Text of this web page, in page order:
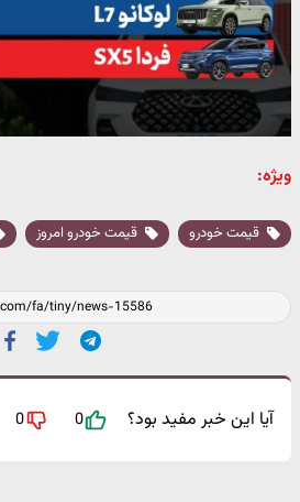
ویژه:
قیمت خودرو قیمت خودرو امروز
آیا این خبر مفید بود؟ 0
0